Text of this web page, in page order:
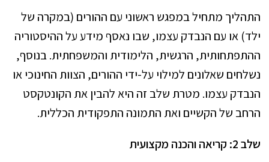
התהליך מתחיל במפגש ראשוני עם ההורים (במקרה של
ילד) או עם הנבדק עצמו, שבו נאסף מידע על ההיסטוריה
ההתפתחותית, הרגשית, הלימודית והמשפחתית. בנוסף,
נשלחים שאלונים למילוי על-ידי ההורים, הצוות החינוכי או
הנבדק עצמו. מטרת שלב זה היא להבין את הקונטקסט
הרחב של הקשיים ואת התמונה התפקודית הכללית.
שלב 2: קריאה והכנה מקצועית